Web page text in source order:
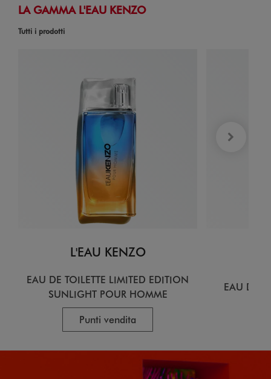
LA GAMMA L'EAU KENZO
Tutti i prodotti
L'EAU KENZO
EAU DE TOILETTE LIMITED EDITION
SUNLIGHT POUR HOMME
Punti vendita
EAU DE